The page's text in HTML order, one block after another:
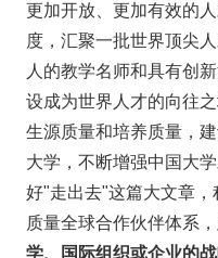
更加开放、更加有效的
度，汇聚一批世界顶尖
人的教学名师和具有创
设成为世界人才的向往
生源质量和培养质量，
大学，不断增强中国大
好"走出去"这篇大文章
质量全球合作伙伴体系，
学、国际组织或企业的